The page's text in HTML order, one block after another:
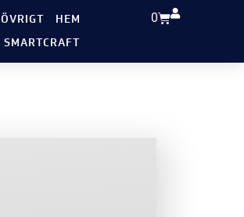
ÖVRIGT
HEM
SMARTCRAFT
0